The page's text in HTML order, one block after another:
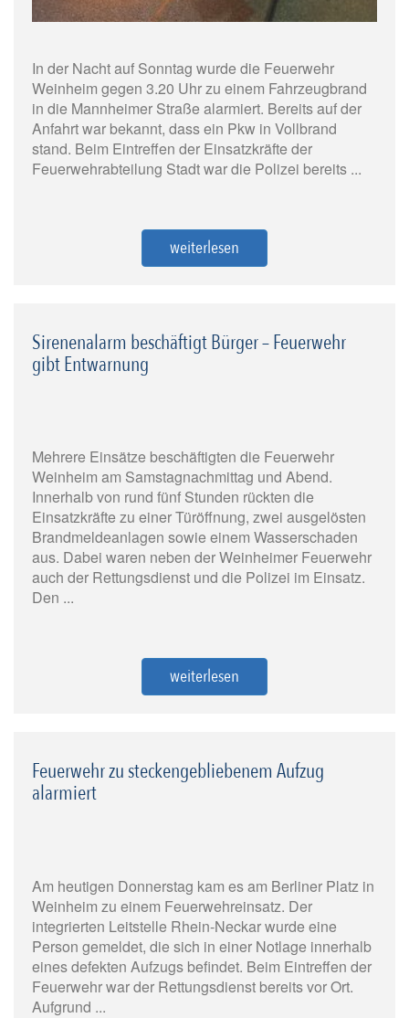
In der Nacht auf Sonntag wurde die Feuerwehr
Weinheim gegen 3.20 Uhr zu einem Fahrzeugbrand
in die Mannheimer Straße alarmiert. Bereits auf der
Anfahrt war bekannt, dass ein Pkw in Vollbrand
stand. Beim Eintreffen der Einsatzkräfte der
Feuerwehrabteilung Stadt war die Polizei bereits ...
weiterlesen
Sirenenalarm beschäftigt Bürger – Feuerwehr
gibt Entwarnung
Mehrere Einsätze beschäftigten die Feuerwehr
Weinheim am Samstagnachmittag und Abend.
Innerhalb von rund fünf Stunden rückten die
Einsatzkräfte zu einer Türöffnung, zwei ausgelösten
Brandmeldeanlagen sowie einem Wasserschaden
aus. Dabei waren neben der Weinheimer Feuerwehr
auch der Rettungsdienst und die Polizei im Einsatz.
Den ...
weiterlesen
Feuerwehr zu steckengebliebenem Aufzug
alarmiert
Am heutigen Donnerstag kam es am Berliner Platz in
Weinheim zu einem Feuerwehreinsatz. Der
integrierten Leitstelle Rhein-Neckar wurde eine
Person gemeldet, die sich in einer Notlage innerhalb
eines defekten Aufzugs befindet. Beim Eintreffen der
Feuerwehr war der Rettungsdienst bereits vor Ort.
Aufgrund ...